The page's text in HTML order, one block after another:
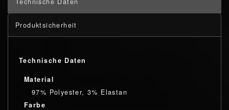
Produktsicherheit
Technische Daten
Material
97% Polyester, 3% Elastan
Farbe